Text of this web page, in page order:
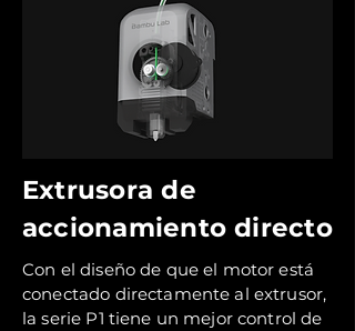
Extrusora de
accionamiento directo
Con el diseño de que el motor está
conectado directamente al extrusor,
la serie P1 tiene un mejor control de